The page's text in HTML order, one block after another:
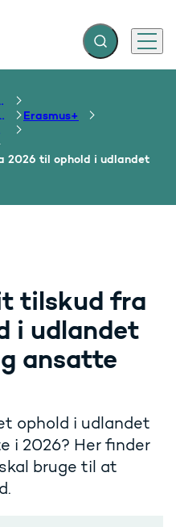
Fold søgefelt ud
Menu
om uddannelse
Erasmus+
2026 til ophold i udlandet
tilskud fra
i udlandet
ansatte
ophold i udlandet
i 2026? Her finder
bruge til at